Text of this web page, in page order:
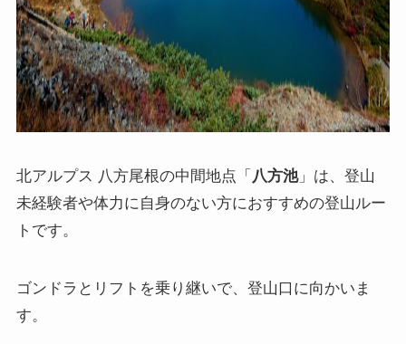
北アルプス 八方尾根の中間地点「 八方池」は、登山
未経験者や体力に自身のない方におすすめの登山ルー
トです。
ゴンドラとリフトを乗り継いで、登山口に向かいま
す。